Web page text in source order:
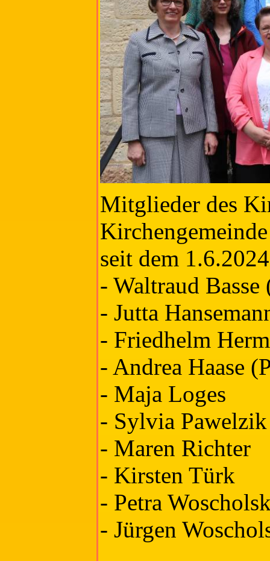
Mitglieder des
seit dem
- Waltraud Basse
- Jutta
- Friedhelm
- Andrea Haase
- Maja Loges
- Sylvia Pawelzik
- Maren Richter
- Kirsten Türk
- Petra
- Jürgen